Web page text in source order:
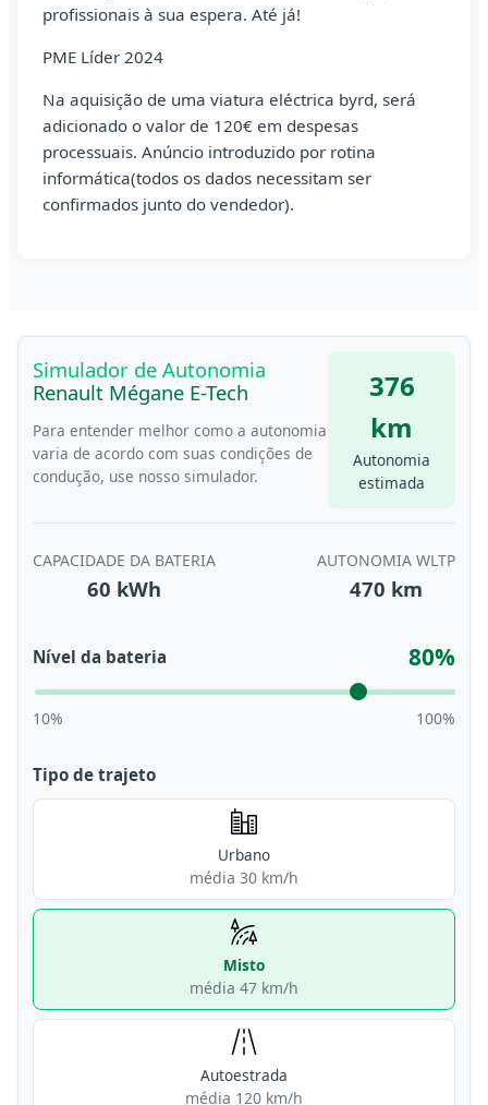
profissionais à sua espera. Até já!
PME Líder 2024
Na aquisição de uma viatura eléctrica byrd, será
adicionado o valor de 120€ em despesas
processuais. Anúncio introduzido por rotina
informática(todos os dados necessitam ser
confirmados junto do vendedor).
Simulador de Autonomia
Renault Mégane E-Tech
Para entender melhor como a autonomia
varia de acordo com suas condições de
condução, use nosso simulador.
376
km
Autonomia
estimada
CAPACIDADE DA BATERIA
60 kWh
AUTONOMIA WLTP
470 km
Nível da bateria 80%
10% 100%
Tipo de trajeto
Urbano
média 30 km/h
Misto
média 47 km/h
Autoestrada
média 120 km/h